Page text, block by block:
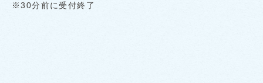
※30分前に受付終了